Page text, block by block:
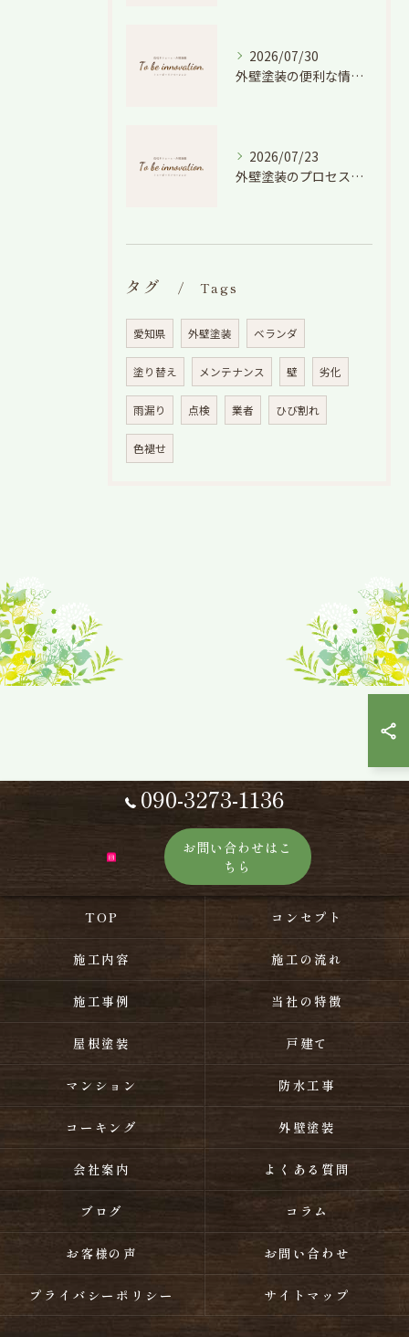
2026/07/30
外壁塗装の便利な情報と失敗しない色や費用判断のコツを徹底解説
2026/07/23
外壁塗装のプロセスを愛知県でスムーズに進めるための工程と費用徹底解説
タグ Tags
愛知県 外壁塗装 ベランダ
塗り替え メンテナンス 壁 劣化
雨漏り 点検 業者 ひび割れ
色褪せ
090-3273-1136
お問い合わせはこ
ちら
TOP コンセプト
施工内容 施工の流れ
施工事例 当社の特徴
屋根塗装 戸建て
マンション 防水工事
コーキング 外壁塗装
会社案内 よくある質問
ブログ コラム
お客様の声 お問い合わせ
プライバシーポリシー サイトマップ